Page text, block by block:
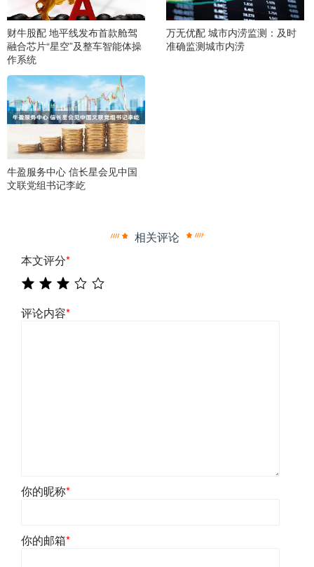
财牛股配 地平线发布首款舱驾
融合芯片“星空”及整车智能体操
作系统
万无优配 城市内涝监测：及时
准确监测城市内涝
牛盈服务中心 信长星会见中国
文联党组书记李屹
相关评论
本文评分*
评论内容*
你的昵称*
你的邮箱*